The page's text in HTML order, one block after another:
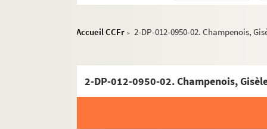
Accueil CCFr > 2-DP-012-0950-02. Champenois,
2-DP-012-0950-02. Champenois,